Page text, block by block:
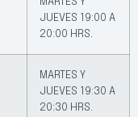
JUEVES 19:00 A
20:00 HRS.
MARTES Y
JUEVES 19:30 A
20:30 HRS.